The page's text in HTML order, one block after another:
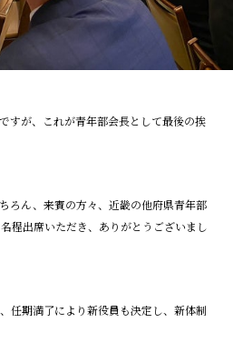
すが、これが青年部会長として最後の挨
ろん、来賓の方々、近畿の他府県青年部
程出席いただき、ありがとうございまし
任期満了により新役員も決定し、新体制